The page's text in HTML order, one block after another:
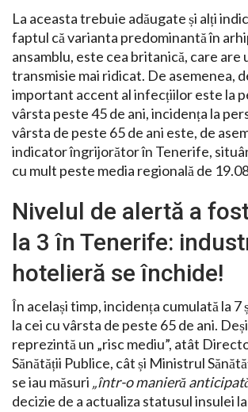
La aceasta trebuie adăugate și alți
faptul că varianta predominantă în
ansamblu, este cea britanică, care are
transmisie mai ridicat. De asemenea,
important accent al infecțiilor este la
vârsta peste 45 de ani, incidența la
vârsta de peste 65 de ani este, de
indicator îngrijorător în Tenerife,
cu mult peste media regională de
Nivelul de alertă a
la 3 în Tenerife:
hotelieră se închide!
În același timp, incidența cumulată la 7
la cei cu vârsta de peste 65 de ani.
reprezintă un „risc mediu”, atât
Sănătății Publice, cât și Ministrul
se iau măsuri „într-o manieră
decizie de a actualiza statusul insulei